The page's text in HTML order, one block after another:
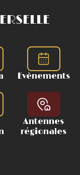
Evènements
Antennes
régionales